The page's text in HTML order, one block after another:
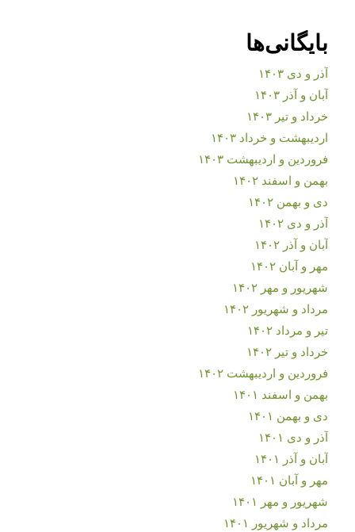
بایگانی‌ها
آذر و دی ۱۴۰۳
آبان و آذر ۱۴۰۳
خرداد و تیر ۱۴۰۳
اردیبهشت و خرداد ۱۴۰۳
فروردین و اردیبهشت ۱۴۰۳
بهمن و اسفند ۱۴۰۲
دی و بهمن ۱۴۰۲
آذر و دی ۱۴۰۲
آبان و آذر ۱۴۰۲
مهر و آبان ۱۴۰۲
شهریور و مهر ۱۴۰۲
مرداد و شهریور ۱۴۰۲
تیر و مرداد ۱۴۰۲
خرداد و تیر ۱۴۰۲
فروردین و اردیبهشت ۱۴۰۲
بهمن و اسفند ۱۴۰۱
دی و بهمن ۱۴۰۱
آذر و دی ۱۴۰۱
آبان و آذر ۱۴۰۱
مهر و آبان ۱۴۰۱
شهریور و مهر ۱۴۰۱
مرداد و شهریور ۱۴۰۱